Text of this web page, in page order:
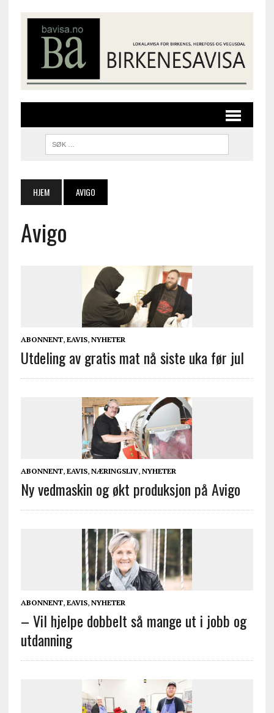
HJEM AVIGO
Avigo
ABONNENT, EAVIS, NYHETER
Utdeling av gratis mat nå siste uka før jul
ABONNENT, EAVIS, NÆRINGSLIV, NYHETER
Ny vedmaskin og økt produksjon på Avigo
ABONNENT, EAVIS, NYHETER
– Vil hjelpe dobbelt så mange ut i jobb og
utdanning